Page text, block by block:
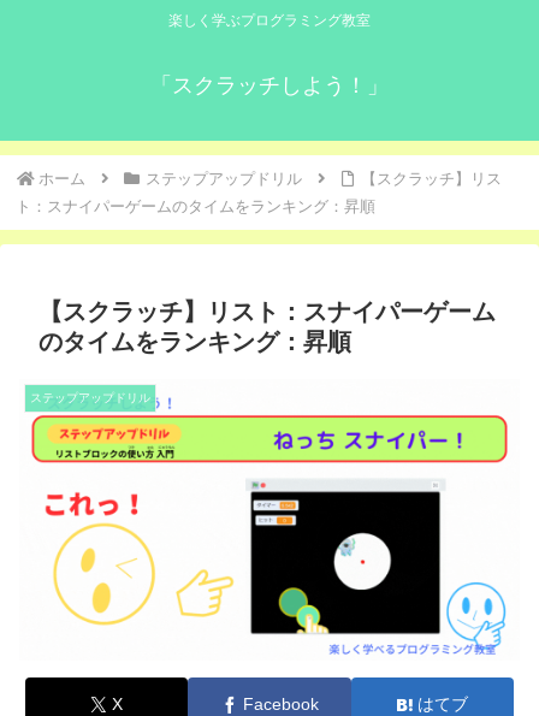
楽しく学ぶプログラミング教室
「スクラッチしよう！」
ホーム ステップアップドリル
【スクラッチ】リス
ト：スナイパーゲームのタイムをランキング：昇順
【スクラッチ】リスト：スナイパーゲーム
のタイムをランキング：昇順
ステップアップドリル
X Facebook はてブ